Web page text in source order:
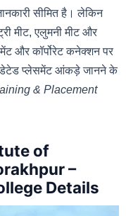
सीमित है। लेकिन
मीट, एलुमनी मीट और
और कॉर्पोरेट कनेक्शन पर
प्लेसमेंट आंकड़े जानने के
& Placement
of
–
Details